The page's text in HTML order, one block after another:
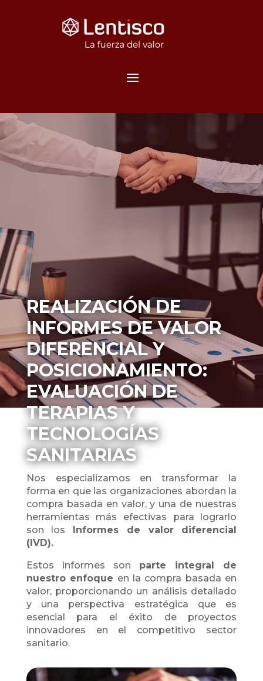
REALIZACIÓN DE
INFORMES DE VALOR
DIFERENCIAL Y
POSICIONAMIENTO:
EVALUACIÓN DE
TERAPIAS Y
TECNOLOGÍAS
SANITARIAS
Nos especializamos en transformar la
forma en que las organizaciones abordan la
compra basada en valor, y una de nuestras
herramientas más efectivas para lograrlo
son los
Informes de valor diferencial
(IVD).
Estos informes son parte integral de
nuestro enfoque en la compra basada en
valor, proporcionando un análisis detallado
y una perspectiva estratégica que es
esencial para el éxito de proyectos
innovadores en el competitivo sector
sanitario.